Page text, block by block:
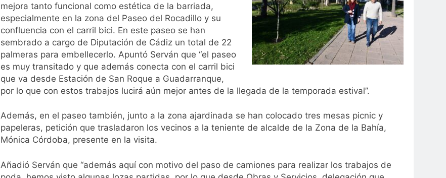
mejora tanto funcional como estética de la barriada,
especialmente en la zona del Paseo del Rocadillo y su
confluencia con el carril bici. En este paseo se han
sembrado a cargo de Diputación de Cádiz un total de 22
palmeras para embellecerlo. Apuntó Serván que “el paseo
es muy transitado y que además conecta con el carril bici
que va desde Estación de San Roque a Guadarranque,
por lo que con estos trabajos lucirá aún mejor antes de la llegada de la temporada estival”.
Además, en el paseo también, junto a la zona ajardinada se han colocado tres mesas picnic y
papeleras, petición que trasladaron los vecinos a la teniente de alcalde de la Zona de la Bahía,
Mónica Córdoba, presente en la visita.
Añadió Serván que “además aquí con motivo del paso de camiones para realizar los trabajos de